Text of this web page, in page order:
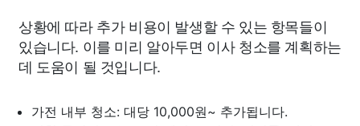
상황에 따라 추가 비용이 발생할 수 있는 항목들이
있습니다. 이를 미리 알아두면 이사 청소를 계획하는
데 도움이 될 것입니다.
가전 내부 청소: 대당 10,000원~ 추가됩니다.